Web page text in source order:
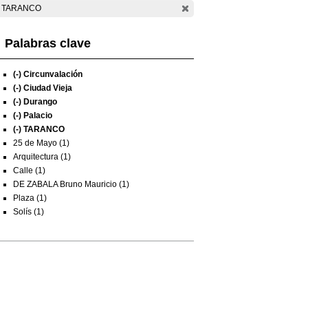
TARANCO
Palabras clave
(-) Circunvalación
(-) Ciudad Vieja
(-) Durango
(-) Palacio
(-) TARANCO
25 de Mayo (1)
Arquitectura (1)
Calle (1)
DE ZABALA Bruno Mauricio (1)
Plaza (1)
Solís (1)